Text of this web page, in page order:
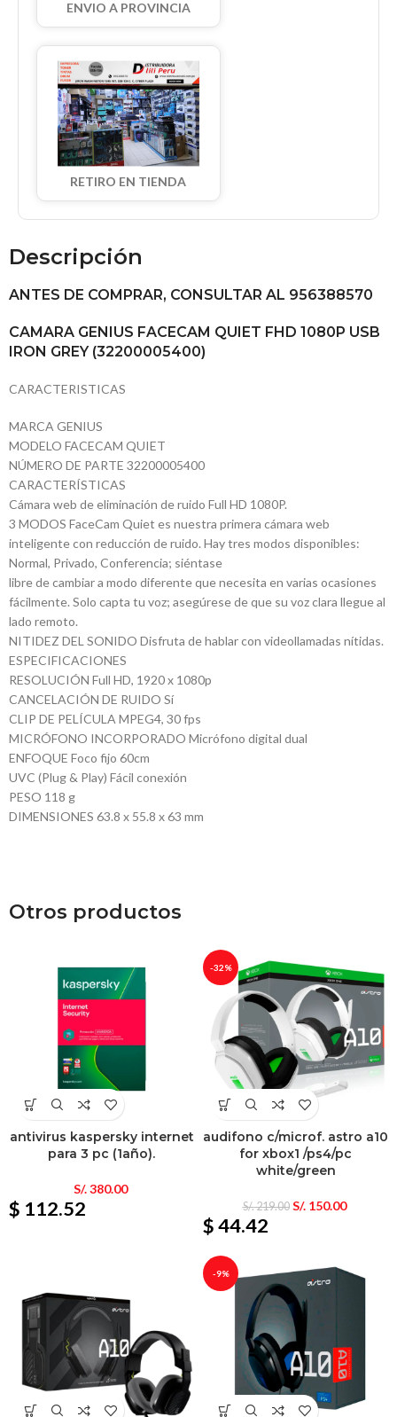
ENVIO A PROVINCIA
RETIRO EN TIENDA
Descripción
ANTES DE COMPRAR, CONSULTAR AL 956388570
CAMARA GENIUS FACECAM QUIET FHD 1080P USB
IRON GREY (32200005400)
CARACTERISTICAS
MARCA GENIUS
MODELO FACECAM QUIET
NÚMERO DE PARTE 32200005400
CARACTERÍSTICAS
Cámara web de eliminación de ruido Full HD 1080P.
3 MODOS FaceCam Quiet es nuestra primera cámara web
inteligente con reducción de ruido. Hay tres modos disponibles:
Normal, Privado, Conferencia; siéntase
libre de cambiar a modo diferente que necesita en varias ocasiones
fácilmente. Solo capta tu voz; asegúrese de que su voz clara llegue al
lado remoto.
NITIDEZ DEL SONIDO Disfruta de hablar con videollamadas nítidas.
ESPECIFICACIONES
RESOLUCIÓN Full HD, 1920 x 1080p
CANCELACIÓN DE RUIDO Sí
CLIP DE PELÍCULA MPEG4, 30 fps
MICRÓFONO INCORPORADO Micrófono digital dual
ENFOQUE Foco fijo 60cm
UVC (Plug & Play) Fácil conexión
PESO 118 g
DIMENSIONES 63.8 x 55.8 x 63 mm
Otros productos
antivirus kaspersky internet
para 3 pc (1año).
S/.380.00
$ 112.52
-32%
audifono c/microf. astro a10
for xbox1 /ps4/pc
white/green
S/.219.00 S/.150.00
$ 44.42
-9%